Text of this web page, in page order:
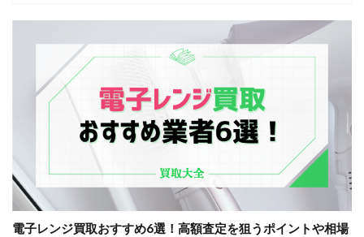
電子レンジ買取おすすめ6選！高額査定を狙うポイントや相場